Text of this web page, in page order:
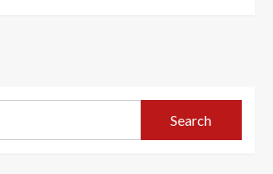
Search